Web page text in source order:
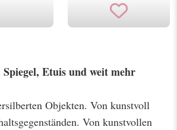
Etuis und weit mehr
Objekten. Von kunstvoll
Von kunstvollen